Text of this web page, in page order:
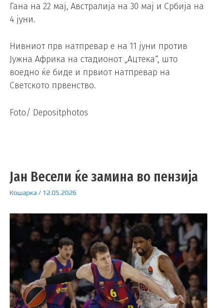
Гана на 22 мај, Австралија на 30 мај и Србија на
4 јуни.
Нивниот прв натпревар е на 11 јуни против
Јужна Африка на стадионот „Ацтека“, што
воедно ќе биде и првиот натпревар на
Светското првенство.
Foto/ Depositphotos
Јан Весели ќе замина во пензија
Кошарка / 12.05.2026